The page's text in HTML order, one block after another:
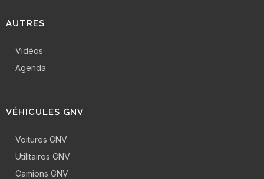
AUTRES
Vidéos
Agenda
VÉHICULES GNV
Voitures GNV
Utilitaires GNV
Camions GNV